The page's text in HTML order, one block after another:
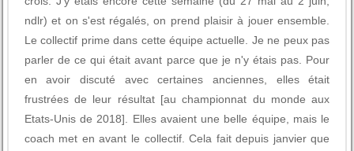
ndlr) et on s'est régalés, on prend plaisir à jouer ensemble.
Le collectif prime dans cette équipe actuelle. Je ne peux pas
parler de ce qui était avant parce que je n'y étais pas. Pour
en avoir discuté avec certaines anciennes, elles était
frustrées de leur résultat [au championnat du monde aux
Etats-Unis de 2018]. Elles avaient une belle équipe, mais le
coach met en avant le collectif. Cela fait depuis janvier que